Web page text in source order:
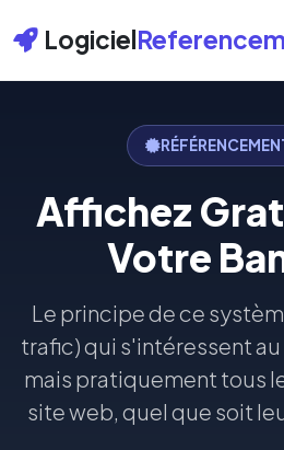
Logiciel
Affichez
Votre
Le principe de ce
trafic) qui s'intéressent
mais pratiquement tous
site web, quel que soit